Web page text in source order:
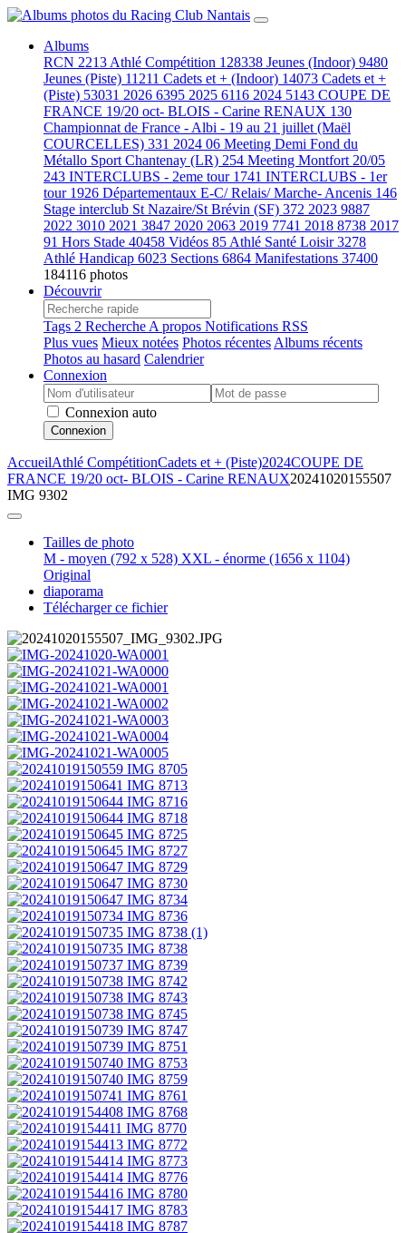
Albums
RCN 2213 Athlé Compétition 128338 Jeunes (Indoor) 9480
Jeunes (Piste) 11211 Cadets et + (Indoor) 14073 Cadets et +
(Piste) 53031 2026 6395 2025 6116 2024 5143 COUPE DE
FRANCE 19/20 oct- BLOIS - Carine RENAUX 130
Championnat de France - Albi - 19 au 21 juillet (Maël
COURCELLES) 331 2024 06 Meeting Demi Fond du
Métallo Sport Chantenay (LR) 254 Meeting Montfort 20/05
243 INTERCLUBS - 2eme tour 1741 INTERCLUBS - 1er
tour 1926 Départementaux E-C/ Relais/ Marche- Ancenis 146
Stage interclub St Nazaire/St Brévin (SF) 372 2023 9887
2022 3010 2021 3847 2020 2063 2019 7741 2018 8738 2017
91 Hors Stade 40458 Vidéos 85 Athlé Santé Loisir3278
Athlé Handicap 6023 Sections 6864 Manifestations 37400
184116 photos
Découvrir
Tags 2 Recherche A propos Notifications RSS
Plus vues Mieux notées Photos récentes Albums récents
Photos au hasard Calendrier
Connexion
Connexion auto
Connexion
AccueilAthlé CompétitionCadets et + (Piste)2024COUPE DE
FRANCE 19/20 oct- BLOIS - Carine RENAUX20241020155507
IMG 9302
Tailles de photo
M - moyen (792 x 528) XXL - énorme (1656 x 1104)
Original
diaporama
Télécharger ce fichier